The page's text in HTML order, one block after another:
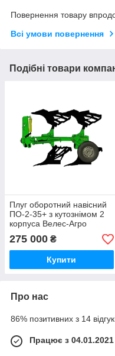
Повернення товару
Всі умови повернення
Подібні товари
Плуг оборотний навісний
ПО-2-35+ з кутознімом 2
корпуса Велес-Агро
275 000 ₴
Купити
Про нас
86% позитивних з 14
Працює з 04.01.2021